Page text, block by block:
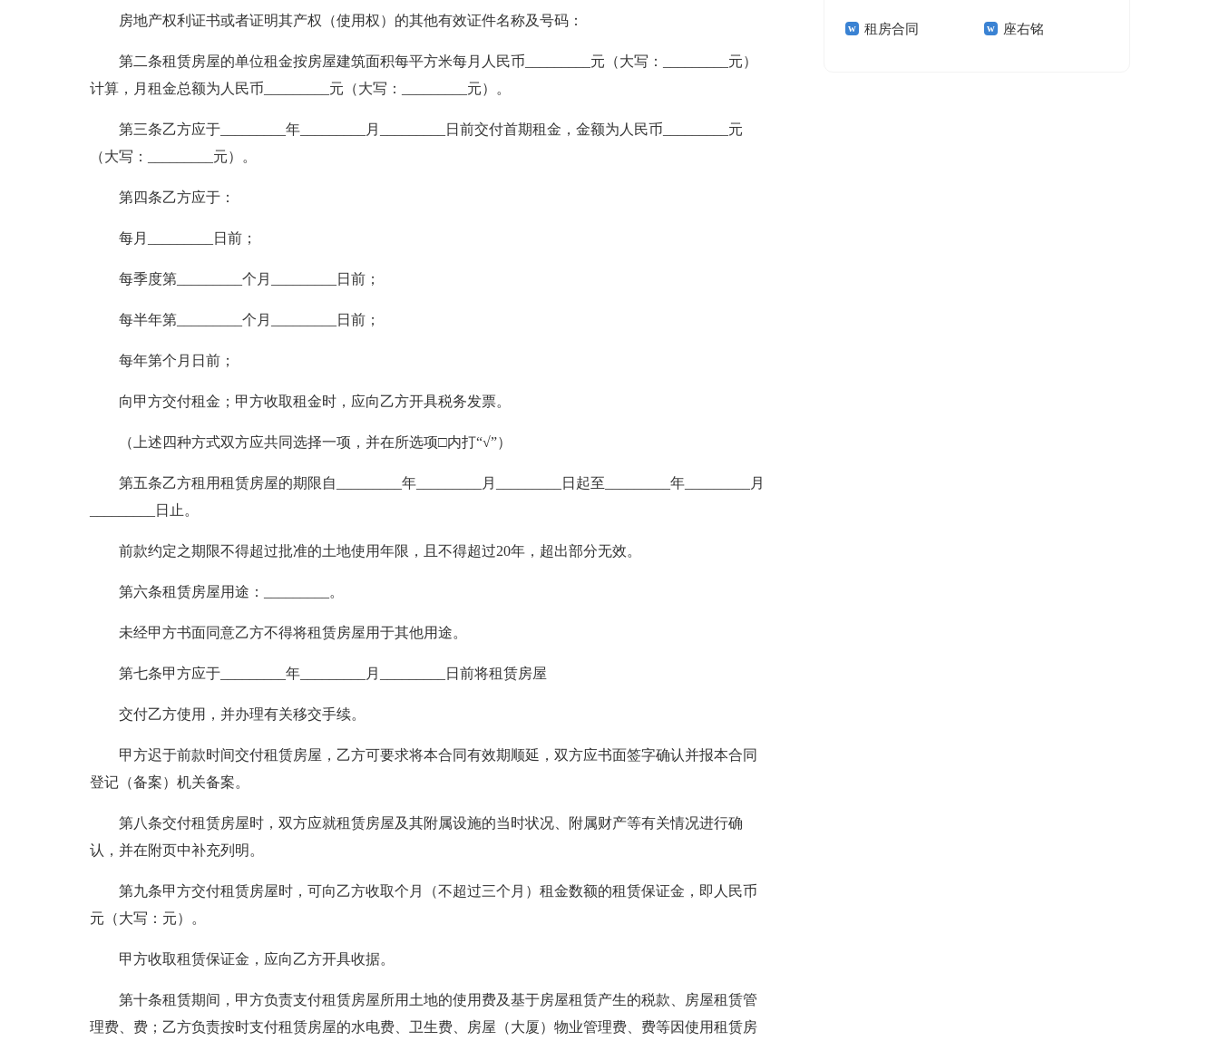
房地产权利证书或者证明其产权（使用权）的其他有效证件名称及号码：
第二条租赁房屋的单位租金按房屋建筑面积每平方米每月人民币_________元（大写：_________元）
计算，月租金总额为人民币_________元（大写：_________元）。
第三条乙方应于_________年_________月_________日前交付首期租金，金额为人民币_________元
（大写：_________元）。
第四条乙方应于：
每月_________日前；
每季度第_________个月_________日前；
每半年第_________个月_________日前；
每年第个月日前；
向甲方交付租金；甲方收取租金时，应向乙方开具税务发票。
（上述四种方式双方应共同选择一项，并在所选项□内打“√”）
第五条乙方租用租赁房屋的期限自_________年_________月_________日起至_________年_________月
_________日止。
前款约定之期限不得超过批准的土地使用年限，且不得超过20年，超出部分无效。
第六条租赁房屋用途：_________。
未经甲方书面同意乙方不得将租赁房屋用于其他用途。
第七条甲方应于_________年_________月_________日前将租赁房屋
交付乙方使用，并办理有关移交手续。
甲方迟于前款时间交付租赁房屋，乙方可要求将本合同有效期顺延，双方应书面签字确认并报本合同
登记（备案）机关备案。
第八条交付租赁房屋时，双方应就租赁房屋及其附属设施的当时状况、附属财产等有关情况进行确
认，并在附页中补充列明。
第九条甲方交付租赁房屋时，可向乙方收取个月（不超过三个月）租金数额的租赁保证金，即人民币
元（大写：元）。
甲方收取租赁保证金，应向乙方开具收据。
第十条租赁期间，甲方负责支付租赁房屋所用土地的使用费及基于房屋租赁产生的税款、房屋租赁管
理费、费；乙方负责按时支付租赁房屋的水电费、卫生费、房屋（大厦）物业管理费、费等因使用租赁房
租房合同 座右铭